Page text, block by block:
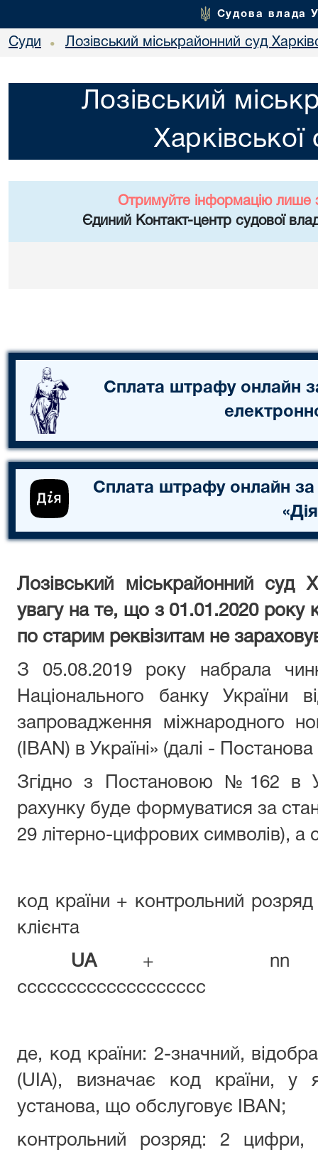
Судова влада
Суди • Лозівський міськрайонний суд
Лозівський
Харківської
Отримуйте інформацію лише
Єдиний Контакт-центр судової
Сплата штрафу онлайн
Сплата штрафу онлайн
Лозівський міськрайонний суд
увагу на те, що з 01.01.2020 року
по старим реквізитам не
З 05.08.2019 року набрала
Національного банку
запровадження міжнародного
(IBAN) в Україні» (далі -
Згідно з Постановою №162 в
рахунку буде формуватися за
29 літерно-цифрових символів), а
код країни + контрольний
клієнта
UA+ nn +
ссссссссссссссссссс
де, код країни: 2-значний,
(UІА), визначає код країни, у
установа, що обслуговує IBAN;
контрольний розряд: 2 цифри,